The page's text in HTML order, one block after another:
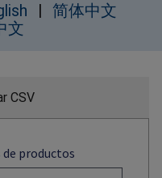
简体中文
文
CSV
productos